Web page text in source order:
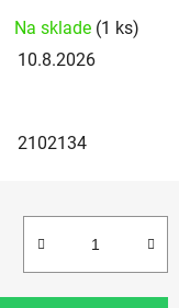
Na sklade (1 ks)
10.8.2026
2102134